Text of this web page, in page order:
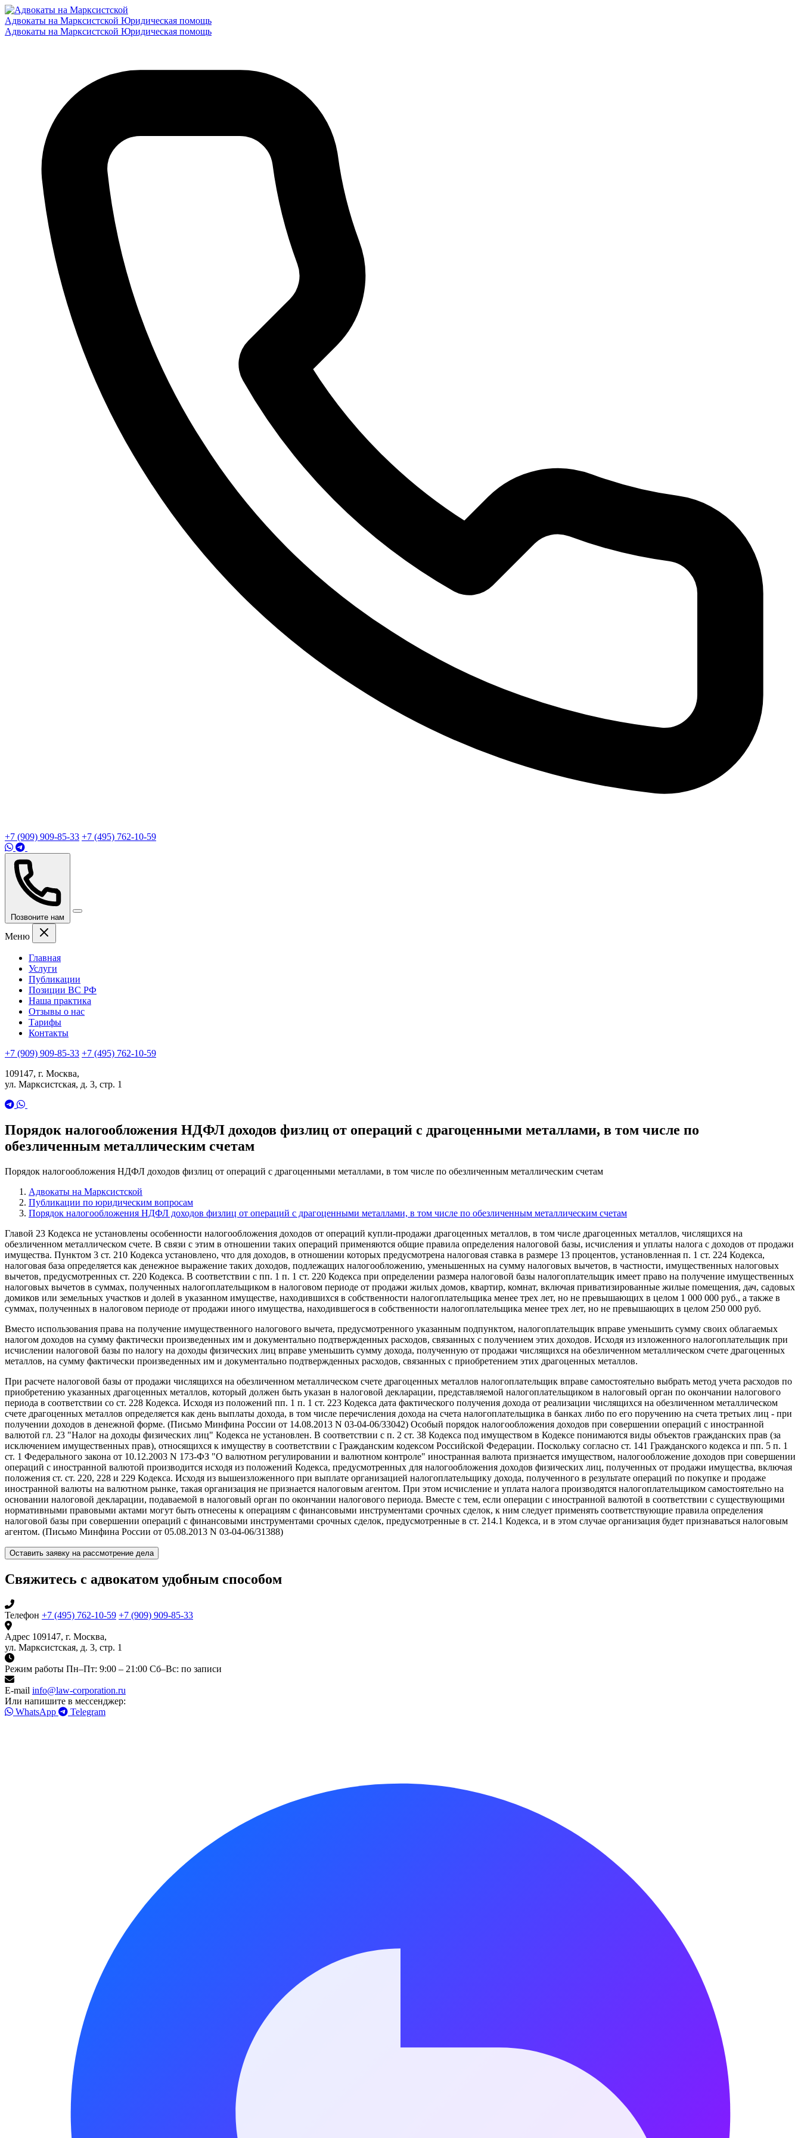
Адвокаты на Марксистской Юридическая помощь
Адвокаты на Марксистской Юридическая помощь
+7 (909) 909-85-33 +7 (495) 762-10-59
Позвоните нам
Меню
Главная
Услуги
Публикации
Позиции ВС РФ
Наша практика
Отзывы о нас
Тарифы
Контакты
+7 (909) 909-85-33 +7 (495) 762-10-59
109147, г. Москва,
ул. Марксистская, д. 3, стр. 1
Порядок налогообложения НДФЛ доходов физлиц от операций с драгоценными металлами, в том числе по
обезличенным металлическим счетам
Порядок налогообложения НДФЛ доходов физлиц от операций с драгоценными металлами, в том числе по обезличенным металлическим счетам
Адвокаты на Марксистской
Публикации по юридическим вопросам
Порядок налогообложения НДФЛ доходов физлиц от операций с драгоценными металлами, в том числе по обезличенным металлическим счетам
Главой 23 Кодекса не установлены особенности налогообложения доходов от операций купли-продажи драгоценных металлов, в том числе драгоценных металлов, числящихся на
обезличенном металлическом счете. В связи с этим в отношении таких операций применяются общие правила определения налоговой базы, исчисления и уплаты налога с доходов от продажи
имущества. Пунктом 3 ст. 210 Кодекса установлено, что для доходов, в отношении которых предусмотрена налоговая ставка в размере 13 процентов, установленная п. 1 ст. 224 Кодекса,
налоговая база определяется как денежное выражение таких доходов, подлежащих налогообложению, уменьшенных на сумму налоговых вычетов, в частности, имущественных налоговых
вычетов, предусмотренных ст. 220 Кодекса. В соответствии с пп. 1 п. 1 ст. 220 Кодекса при определении размера налоговой базы налогоплательщик имеет право на получение имущественных
налоговых вычетов в суммах, полученных налогоплательщиком в налоговом периоде от продажи жилых домов, квартир, комнат, включая приватизированные жилые помещения, дач, садовых
домиков или земельных участков и долей в указанном имуществе, находившихся в собственности налогоплательщика менее трех лет, но не превышающих в целом 1 000 000 руб., а также в
суммах, полученных в налоговом периоде от продажи иного имущества, находившегося в собственности налогоплательщика менее трех лет, но не превышающих в целом 250 000 руб.
Вместо использования права на получение имущественного налогового вычета, предусмотренного указанным подпунктом, налогоплательщик вправе уменьшить сумму своих облагаемых
налогом доходов на сумму фактически произведенных им и документально подтвержденных расходов, связанных с получением этих доходов. Исходя из изложенного налогоплательщик при
исчислении налоговой базы по налогу на доходы физических лиц вправе уменьшить сумму дохода, полученную от продажи числящихся на обезличенном металлическом счете драгоценных
металлов, на сумму фактически произведенных им и документально подтвержденных расходов, связанных с приобретением этих драгоценных металлов.
При расчете налоговой базы от продажи числящихся на обезличенном металлическом счете драгоценных металлов налогоплательщик вправе самостоятельно выбрать метод учета расходов по
приобретению указанных драгоценных металлов, который должен быть указан в налоговой декларации, представляемой налогоплательщиком в налоговый орган по окончании налогового
периода в соответствии со ст. 228 Кодекса. Исходя из положений пп. 1 п. 1 ст. 223 Кодекса дата фактического получения дохода от реализации числящихся на обезличенном металлическом
счете драгоценных металлов определяется как день выплаты дохода, в том числе перечисления дохода на счета налогоплательщика в банках либо по его поручению на счета третьих лиц - при
получении доходов в денежной форме. (Письмо Минфина России от 14.08.2013 N 03-04-06/33042) Особый порядок налогообложения доходов при совершении операций с иностранной
валютой гл. 23 "Налог на доходы физических лиц" Кодекса не установлен. В соответствии с п. 2 ст. 38 Кодекса под имуществом в Кодексе понимаются виды объектов гражданских прав (за
исключением имущественных прав), относящихся к имуществу в соответствии с Гражданским кодексом Российской Федерации. Поскольку согласно ст. 141 Гражданского кодекса и пп. 5 п. 1
ст. 1 Федерального закона от 10.12.2003 N 173-ФЗ "О валютном регулировании и валютном контроле" иностранная валюта признается имуществом, налогообложение доходов при совершении
операций с иностранной валютой производится исходя из положений Кодекса, предусмотренных для налогообложения доходов физических лиц, полученных от продажи имущества, включая
положения ст. ст. 220, 228 и 229 Кодекса. Исходя из вышеизложенного при выплате организацией налогоплательщику дохода, полученного в результате операций по покупке и продаже
иностранной валюты на валютном рынке, такая организация не признается налоговым агентом. При этом исчисление и уплата налога производятся налогоплательщиком самостоятельно на
основании налоговой декларации, подаваемой в налоговый орган по окончании налогового периода. Вместе с тем, если операции с иностранной валютой в соответствии с существующими
нормативными правовыми актами могут быть отнесены к операциям с финансовыми инструментами срочных сделок, к ним следует применять соответствующие правила определения
налоговой базы при совершении операций с финансовыми инструментами срочных сделок, предусмотренные в ст. 214.1 Кодекса, и в этом случае организация будет признаваться налоговым
агентом. (Письмо Минфина России от 05.08.2013 N 03-04-06/31388)
Оставить заявку на рассмотрение дела
Свяжитесь с адвокатом удобным способом
Телефон +7 (495) 762-10-59 +7 (909) 909-85-33
Адрес 109147, г. Москва,
ул. Марксистская, д. 3, стр. 1
Режим работы Пн–Пт: 9:00 – 21:00 Сб–Вс: по записи
E-mail info@law-corporation.ru
Или напишите в мессенджер:
WhatsApp
Telegram